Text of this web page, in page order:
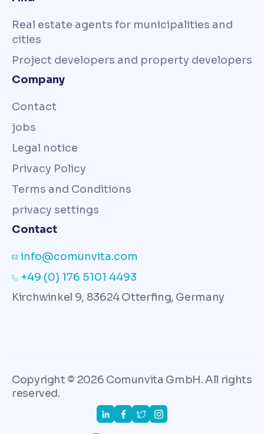
Real estate agents for municipalities and
cities
Project developers and property developers
Company
Contact
jobs
Legal notice
Privacy Policy
Terms and Conditions
privacy settings
Contact
info@comunvita.com
+49 (0) 176 5101 4493
Kirchwinkel 9, 83624 Otterfing, Germany
Copyright © 2026 Comunvita GmbH. All rights
reserved.